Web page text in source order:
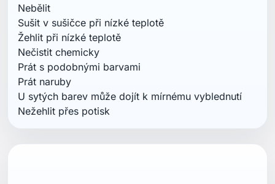
Nebělit
Sušit v sušičce při nízké teplotě
Žehlit při nízké teplotě
Nečistit chemicky
Prát s podobnými barvami
Prát naruby
U sytých barev může dojít k mírnému vyblednutí
Nežehlit přes potisk